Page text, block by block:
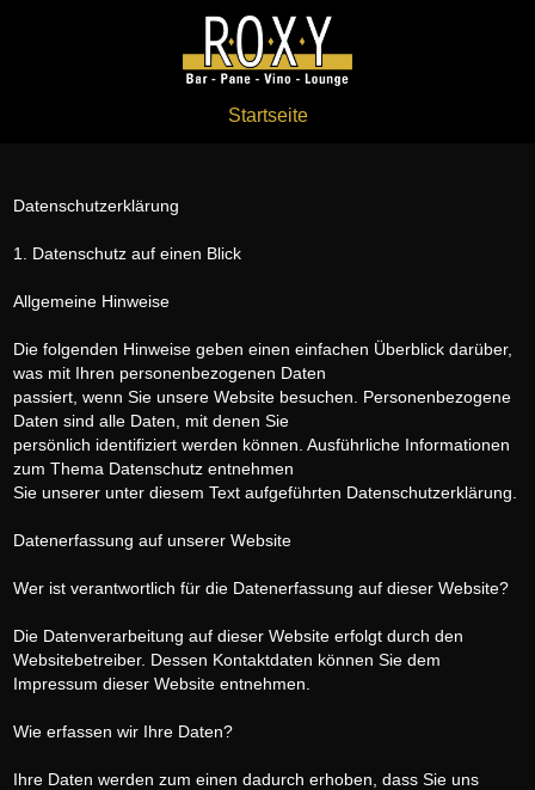
Startseite
Datenschutzerklärung
1. Datenschutz auf einen Blick
Allgemeine Hinweise
Die folgenden Hinweise geben einen einfachen Überblick darüber,
was mit Ihren personenbezogenen Daten
passiert, wenn Sie unsere Website besuchen. Personenbezogene
Daten sind alle Daten, mit denen Sie
persönlich identifiziert werden können. Ausführliche Informationen
zum Thema Datenschutz entnehmen
Sie unserer unter diesem Text aufgeführten Datenschutzerklärung.
Datenerfassung auf unserer Website
Wer ist verantwortlich für die Datenerfassung auf dieser Website?
Die Datenverarbeitung auf dieser Website erfolgt durch den
Websitebetreiber. Dessen Kontaktdaten können Sie dem
Impressum dieser Website entnehmen.
Wie erfassen wir Ihre Daten?
Ihre Daten werden zum einen dadurch erhoben, dass Sie uns